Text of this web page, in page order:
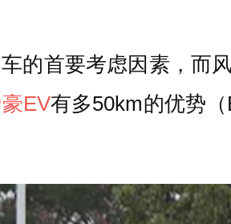
的首要考虑因素，而
EV有多50km的优势